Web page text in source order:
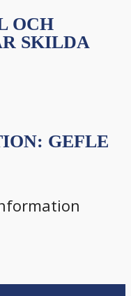
OCH
SKILDA
GEFLE